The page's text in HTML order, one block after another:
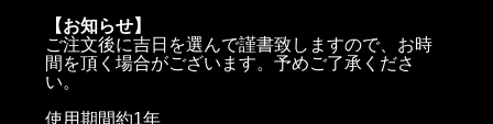
【お知らせ】
ご注文後に吉日を選んで謹書致しますので、お時
間を頂く場合がございます。予めご了承くださ
い。
使用期間約1年